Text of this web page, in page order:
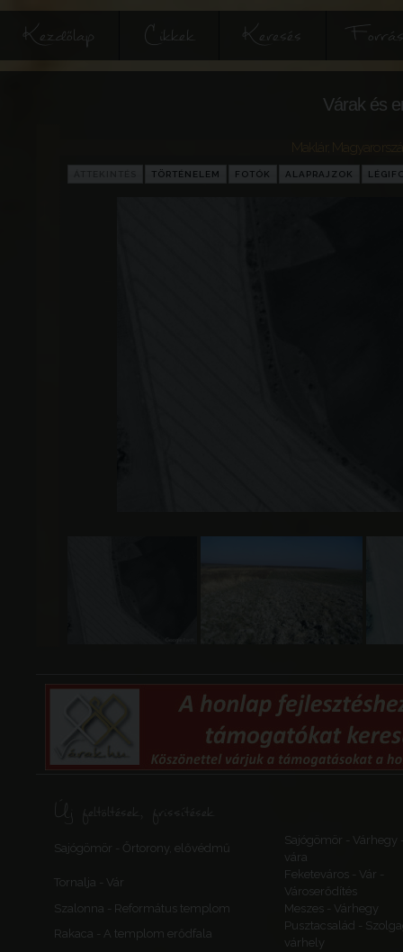
Kezdőlap Cikkek Keresés
Várak és
TÖRTÉNELEM FOTÓK ALAPRAJZOK
Új feltöltések, frissítések
Sajógömör - Őrtorony, elővédmű
Sajógömör - Várhegy
vára
Tornalja - Vár
Feketeváros - Vár -
Városerődítés
Szalonna - Református templom
Meszes - Várhegy
Rakaca - A templom erődfala
Pusztacsalád -
várhely